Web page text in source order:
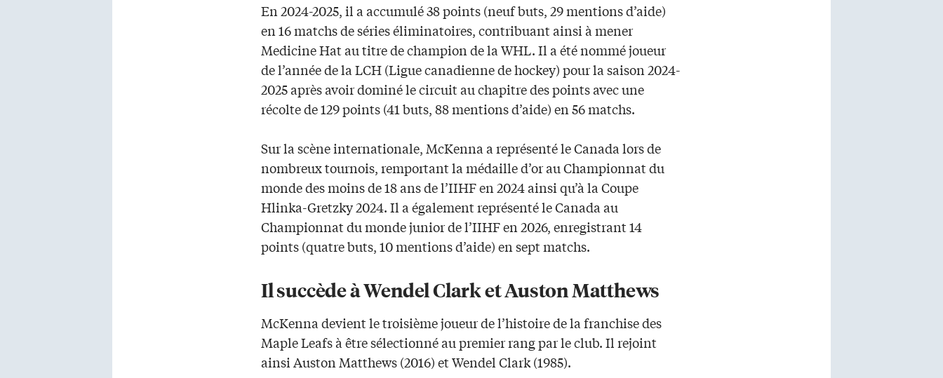
En 2024-2025, il a accumulé 38 points (neuf buts, 29 mentions d’aide)
en 16 matchs de séries éliminatoires, contribuant ainsi à mener
Medicine Hat au titre de champion de la WHL. Il a été nommé joueur
de l’année de la LCH (Ligue canadienne de hockey) pour la saison 2024-
2025 après avoir dominé le circuit au chapitre des points avec une
récolte de 129 points (41 buts, 88 mentions d’aide) en 56 matchs.
Sur la scène internationale, McKenna a représenté le Canada lors de
nombreux tournois, remportant la médaille d’or au Championnat du
monde des moins de 18 ans de l’IIHF en 2024 ainsi qu’à la Coupe
Hlinka-Gretzky 2024. Il a également représenté le Canada au
Championnat du monde junior de l’IIHF en 2026, enregistrant 14
points (quatre buts, 10 mentions d’aide) en sept matchs.
Il succède à Wendel Clark et Auston Matthews
McKenna devient le troisième joueur de l’histoire de la franchise des
Maple Leafs à être sélectionné au premier rang par le club. Il rejoint
ainsi Auston Matthews (2016) et Wendel Clark (1985).